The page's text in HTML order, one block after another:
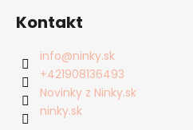
Kontakt
info@ninky.sk
+421908136493
Novinky z Ninky.sk
ninky.sk